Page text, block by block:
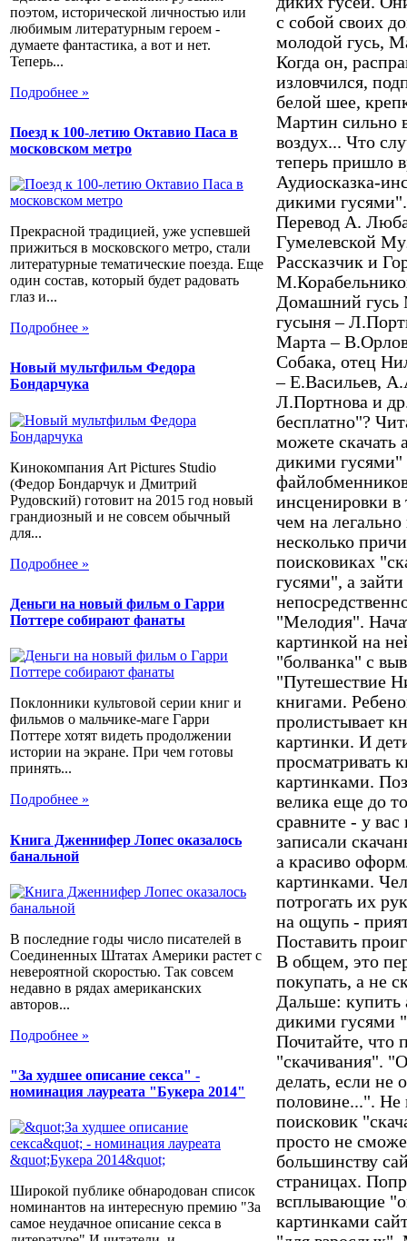
поэтом, исторической личностью или
любимым литературным героем -
думаете фантастика, а вот и нет.
Теперь...
Подробнее »
Поезд к 100-летию Октавио Паса в
московском метро
Прекрасной традицией, уже успевшей
прижиться в московского метро, стали
литературные тематические поезда. Еще
один состав, который будет радовать
глаз и...
Подробнее »
Новый мультфильм Федора
Бондарчука
Кинокомпания Art Pictures Studio
(Федор Бондарчук и Дмитрий
Рудовский) готовит на 2015 год новый
грандиозный и не совсем обычный
для...
Подробнее »
Деньги на новый фильм о Гарри
Поттере собирают фанаты
Поклонники культовой серии книг и
фильмов о мальчике-маге Гарри
Поттере хотят видеть продолжении
истории на экране. При чем готовы
принять...
Подробнее »
Книга Дженнифер Лопес оказалось
банальной
В последние годы число писателей в
Соединенных Штатах Америки растет с
невероятной скоростью. Так совсем
недавно в рядах американских
авторов...
Подробнее »
"За худшее описание секса" -
номинация лауреата "Букера 2014"
Широкой публике обнародован список
номинантов на интересную премию "За
самое неудачное описание секса в
с собой своих
молодой гусь,
Когда он,
изловчился,
белой шее,
Мартин сильно
воздух... Что
теперь пришло
Аудиосказка-
дикими
Перевод А.
Гумелевской
Рассказчик и
Домашний гусь
гусыня –
Марта –
Собака, отец
– Е.Васильев,
Л.Портнова и
бесплатно"?
можете скачать
дикими гусями"
инсценировки в
чем на
несколько
поисковиках
гусями", а
"Мелодия".
картинкой на
"болванка" с
"Путешествие
книгами.
пролистывает
картинки. И
просматривать
картинками.
велика еще до
сравните - у
записали
а красиво
картинками.
потрогать их
на ощупь -
Поставить
В общем, это
покупать, а не
Дальше: купить
дикими гусями
Почитайте, что
"скачивания".
делать, если не
половине...". Не
поисковик
просто не
большинству
страницах.
всплывающие
картинками